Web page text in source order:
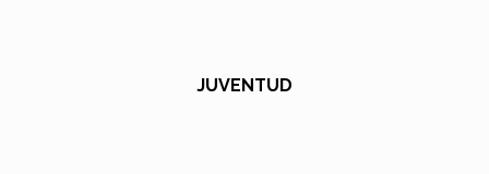
JUVENTUD